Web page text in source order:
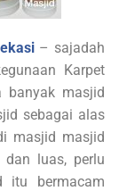
– sajadah
Karpet
banyak masjid
sebagai alas
masjid masjid
luas, perlu
itu bermacam